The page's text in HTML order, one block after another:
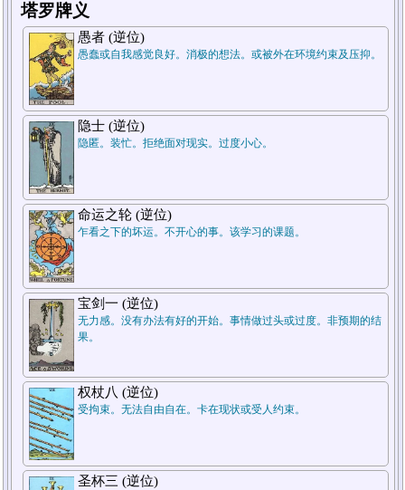
2.对方
塔罗牌义
愚者 (逆位)
愚蠢或自我感觉良好。消极的想法。或被外在环境约束及压抑。
隐士 (逆位)
隐匿。装忙。拒绝面对现实。过度小心。
命运之轮 (逆位)
乍看之下的坏运。不开心的事。该学习的课题。
宝剑一 (逆位)
无力感。没有办法有好的开始。事情做过头或过度。非预期的结
果。
权杖八 (逆位)
受拘束。无法自由自在。卡在现状或受人约束。
圣杯三 (逆位)